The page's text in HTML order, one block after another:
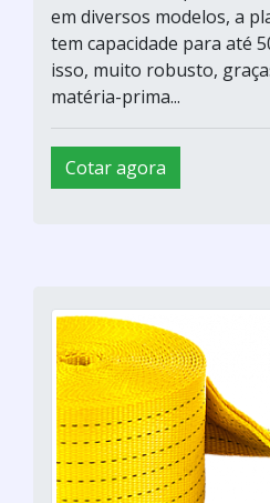
em diversos modelos, a
tem capacidade para até
isso, muito robusto,
matéria-prima...
Cotar agora